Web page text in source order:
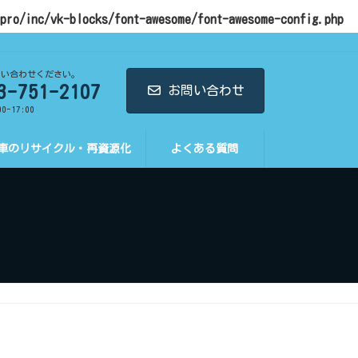
inc/vk-blocks/font-awesome/font-awesome-config.php
合わせください。
751-2107
17:00
お問い合わせ
のリサイクル・再資源化 よくある質問